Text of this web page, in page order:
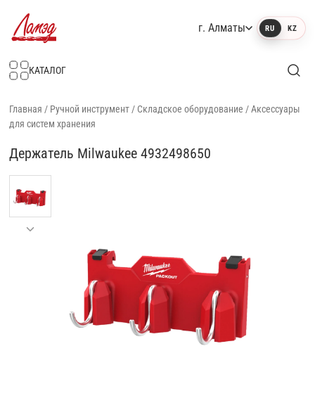
г. Алматы RU KZ
КАТАЛОГ
Главная / Ручной инструмент / Складское оборудование /Аксессуары
для систем хранения
Держатель Milwaukee 4932498650